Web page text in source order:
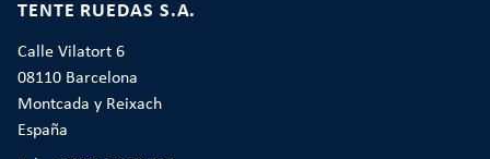
TENTE RUEDAS S.A.
Calle Vilatort 6
08110 Barcelona
Montcada y Reixach
España